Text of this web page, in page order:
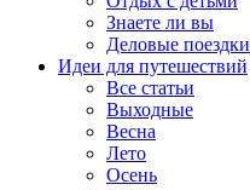
Знаете ли вы
Деловые поездки
Идеи для путешествий
Все статьи
Выходные
Весна
Лето
Осень